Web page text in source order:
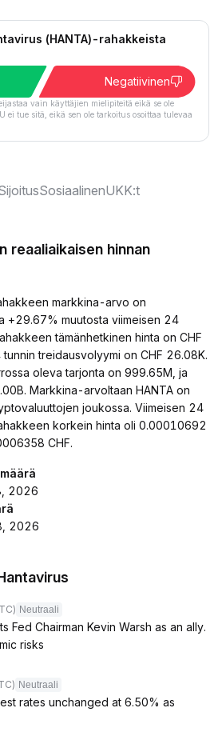
(HANTA)-rahakkeista
Negatiivinen
vain käyttäjien mielipiteitä eikä se ole
ei tue sitä, eikä sen ole tarkoitus osoittaa tulevaa
SosiaalinenUKK:t
reaaliaikaisen hinnan
markkina-arvo on
+29.67% muutosta viimeisen 24
tämänhetkinen hinta on CHF
treidausvolyymi on CHF 26.08K.
oleva tarjonta on 999.65M, ja
Markkina-arvoltaan HANTA on
joukossa. Viimeisen 24
korkein hinta oli 0.00010692
CHF.
2026
2026
Neutraali
Fed Chairman Kevin Warsh as an ally.
risks
Neutraali
rates unchanged at 6.50% as